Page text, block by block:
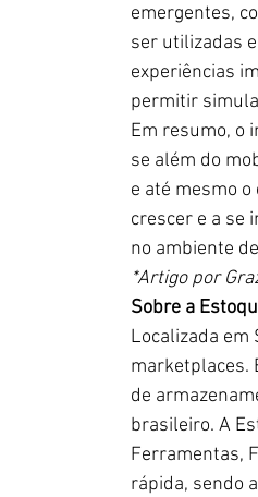
emergentes,
ser utilizadas
experiências
permitir
Em resumo, o
se além do
e até mesmo
crescer e a se
no ambiente
*Artigo por
Sobre a
Localizada em
marketplaces.
de
brasileiro. A
Ferramentas,
rápida, sendo